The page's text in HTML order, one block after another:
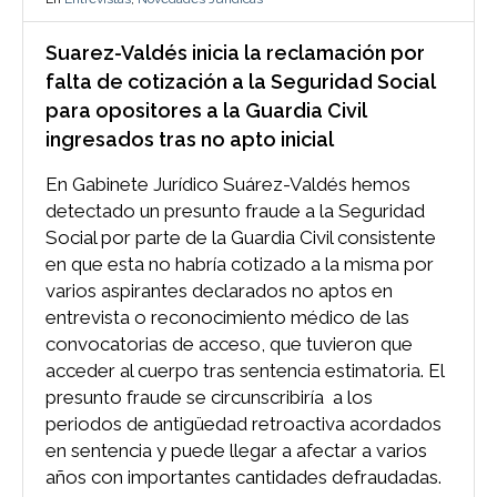
Suarez-Valdés inicia la reclamación por
falta de cotización a la Seguridad Social
para opositores a la Guardia Civil
ingresados tras no apto inicial
En Gabinete Jurídico Suárez-Valdés hemos
detectado un presunto fraude a la Seguridad
Social por parte de la Guardia Civil consistente
en que esta no habría cotizado a la misma por
varios aspirantes declarados no aptos en
entrevista o reconocimiento médico de las
convocatorias de acceso, que tuvieron que
acceder al cuerpo tras sentencia estimatoria. El
presunto fraude se circunscribiría a los
periodos de antigüedad retroactiva acordados
en sentencia y puede llegar a afectar a varios
años con importantes cantidades defraudadas.